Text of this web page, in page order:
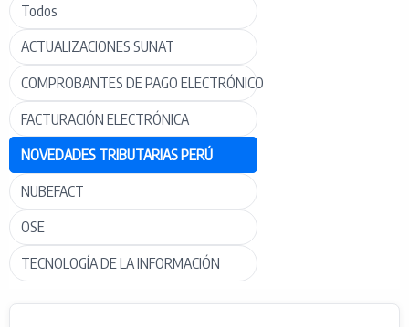
Todos
ACTUALIZACIONES SUNAT
COMPROBANTES DE PAGO ELECTRÓNICO
FACTURACIÓN ELECTRÓNICA
NOVEDADES TRIBUTARIAS PERÚ
NUBEFACT
OSE
TECNOLOGÍA DE LA INFORMACIÓN